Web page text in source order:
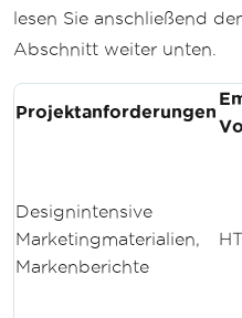
lesen Sie anschließend
Abschnitt weiter unten.
Projektanforderungen
Designintensive
Marketingmaterialien,
Markenberichte